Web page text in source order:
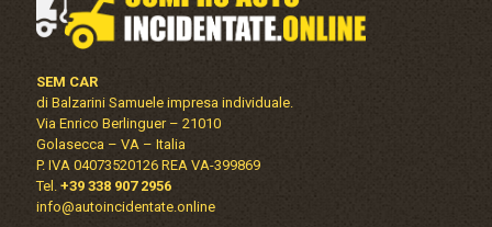
SEM CAR
di Balzarini Samuele impresa individuale.
Via Enrico Berlinguer – 21010
Golasecca – VA – Italia
P. IVA 04073520126 REA VA-399869
Tel. +39 338 907 2956
info@autoincidentate.online